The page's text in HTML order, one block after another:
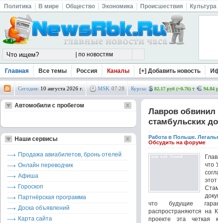
Политика В мире Общество Экономика Происшествия Культура
Главная Все темы Россия Каналы [+] Добавить новость
Сегодня: 10 августа 2026 г. MSK 07:28 Курсы: 82.17 руб (+0.76) 94.84
Лавров обвинил
стамбульских
Работа в Польше.
Обсудить на форуме
что
что будущие
распространяются
проекте эта четкая
Автомобили с пробегом
Наши сервисы
Продажа авиабилетов, бронь отелей
Онлайн переводчик
Афиша
Гороскоп
Партнёрская программа
Доска объявлений
Карта сайта